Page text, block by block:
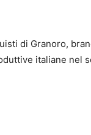
di Granoro,
italiane nel